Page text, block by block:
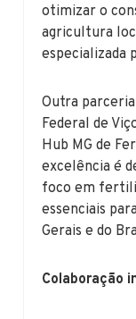
otimizar o
agricultura
especializada
Outra
Federal de
Hub MG de
excelência é
foco em
essenciais
Gerais e do
Colaboração